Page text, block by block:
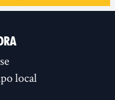
local